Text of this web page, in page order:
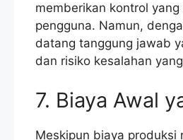
memberikan kontrol
pengguna. Namun,
datang tanggung jawab
dan risiko kesalahan
7. Biaya Awal
Meskipun biaya produksi